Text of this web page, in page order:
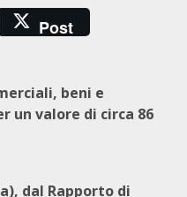
Post
beni e
un valore di circa 86
dal Rapporto di